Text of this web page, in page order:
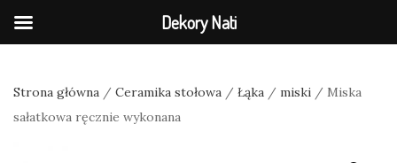
Strona główna / Ceramika stołowa / Łąka / miski / Miska
sałatkowa ręcznie wykonana
Dekory Nati